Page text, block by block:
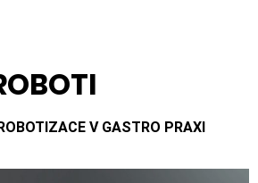
V GASTRO PRAXI